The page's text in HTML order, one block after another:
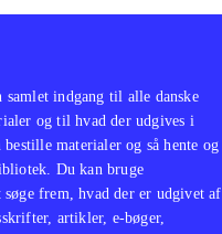
indgang til alle danske
og til hvad der udgives i
materialer og så hente og
Du kan bruge
frem, hvad der er udgivet af
artikler, e-bøger,